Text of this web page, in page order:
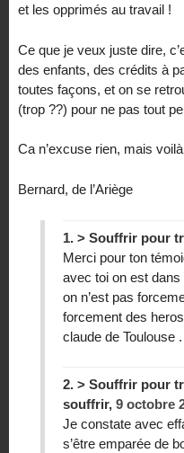
et les opprimés au travail !
Ce que je veux juste dire,
des enfants, des crédits à
toutes façons, et on se
(trop ??) pour ne pas tout
Ca n’excuse rien, mais
Bernard, de l’Ariège
1. > Souffrir pour
Merci pour ton
avec toi on est dans
on n’est pas
forcement des
claude de Toulouse .
2. > Souffrir pour
souffrir, 9 octobre
Je constate avec
s’être emparée de